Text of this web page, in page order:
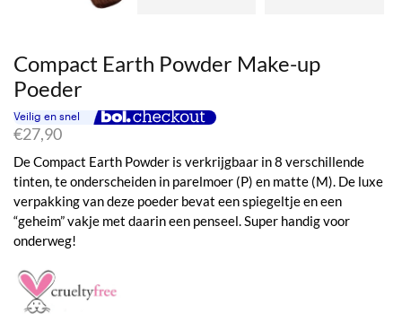
Compact Earth Powder Make-up
Poeder
€27,90
De Compact Earth Powder is verkrijgbaar in 8 verschillende
tinten, te onderscheiden in parelmoer (P) en matte (M). De luxe
verpakking van deze poeder bevat een spiegeltje en een
“geheim” vakje met daarin een penseel. Super handig voor
onderweg!